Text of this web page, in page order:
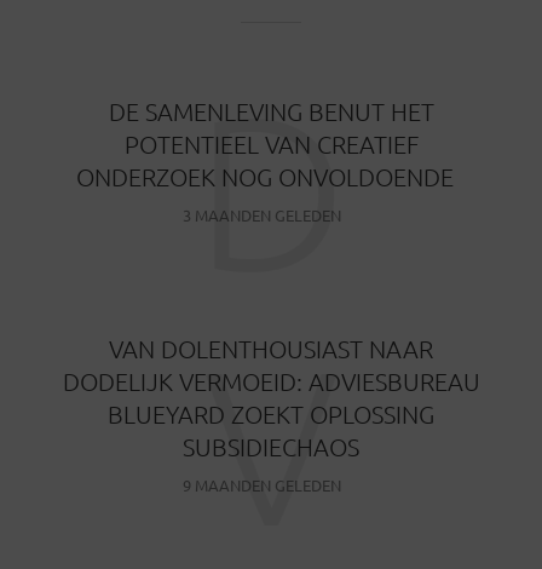
DE SAMENLEVING BENUT HET
POTENTIEEL VAN CREATIEF
ONDERZOEK NOG ONVOLDOENDE
3 MAANDEN GELEDEN
D
VAN DOLENTHOUSIAST NAAR
DODELIJK VERMOEID: ADVIESBUREAU
BLUEYARD ZOEKT OPLOSSING
SUBSIDIECHAOS
9 MAANDEN GELEDEN
V